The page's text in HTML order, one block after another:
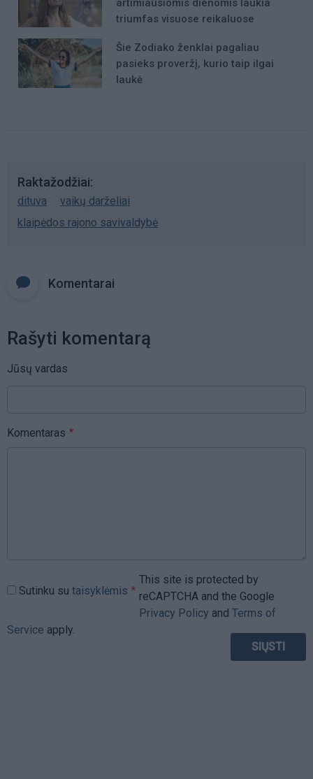
artimiausiomis dienomis laukia
triumfas visuose reikaluose
Šie Zodiako ženklai pagaliau
pasieks proveržį, kurio taip ilgai
laukė
Raktažodžiai
dituva
vaikų darželiai
klaipėdos rajono savivaldybė
Komentarai
Rašyti komentarą
Jūsų vardas
Komentaras
Sutinku su taisyklėmis
This site is protected by
reCAPTCHA and the Google
Privacy Policy and Terms of
Service apply.